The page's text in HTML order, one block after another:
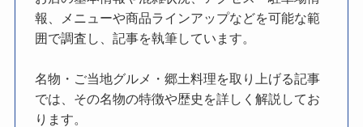
報、メニューや商品ラインアップなどを可能な範
囲で調査し、記事を執筆しています。
名物・ご当地グルメ・郷土料理を取り上げる記事
では、その名物の特徴や歴史を詳しく解説してお
ります。